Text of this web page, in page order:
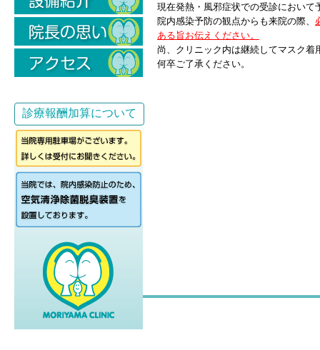
診療報酬加算について
現在発熱・風邪症状での受診において
院内感染予防の観点からも来院の際、
ある旨お伝えください。
尚、クリニック内は継続してマスク着
何卒ご了承ください。